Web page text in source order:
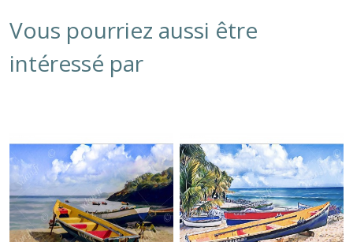
Vous pourriez aussi être
intéressé par